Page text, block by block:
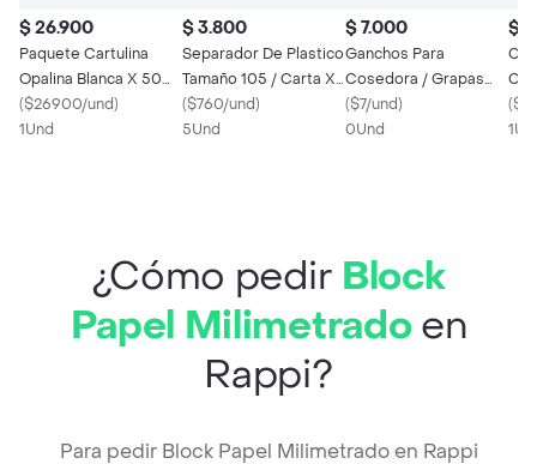
$ 26.900
Paquete Cartulina
Opalina Blanca X 50
Hojas – 180g –
Tamaño Carta
($26900/und)
1Und
$ 3.800
Separador De Plastico
Tamaño 105 / Carta X
5 Und
($760/und)
5Und
$ 7.000
Ganchos Para
Cosedora / Grapas
5000 Und
($7/und)
0Und
$
(
¿Cómo pedir Block
Papel Milimetradoen
Rappi?
Para pedir Block Papel Milimetrado en Rappi